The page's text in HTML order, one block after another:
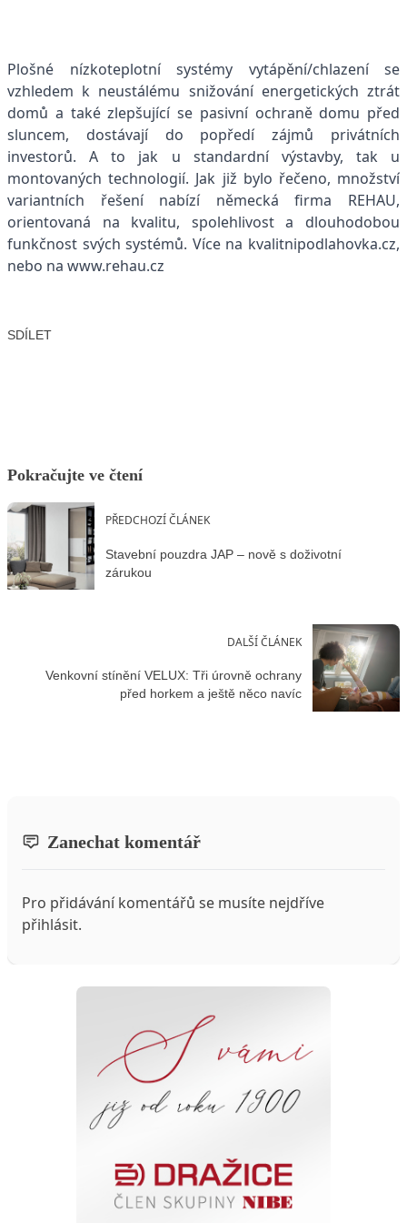
Plošné nízkoteplotní systémy vytápění/chlazení se
vzhledem k neustálému snižování energetických ztrát
domů a také zlepšující se pasivní ochraně domu před
sluncem, dostávají do popředí zájmů privátních
investorů. A to jak u standardní výstavby, tak u
montovaných technologií. Jak již bylo řečeno, množství
variantních řešení nabízí německá firma REHAU,
orientovaná na kvalitu, spolehlivost a dlouhodobou
funkčnost svých systémů. Více na kvalitnipodlahovka.cz,
nebo na www.rehau.cz
SDÍLET
Pokračujte ve čtení
PŘEDCHOZÍ ČLÁNEK
Stavební pouzdra JAP – nově s doživotní
zárukou
DALŠÍ ČLÁNEK
Venkovní stínění VELUX: Tři úrovně ochrany
před horkem a ještě něco navíc
Zanechat komentář
Pro přidávání komentářů se musíte nejdříve
přihlásit.